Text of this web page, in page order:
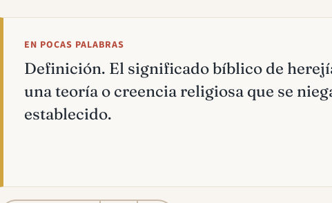
EN POCAS PALABRAS
Definición. El significado bíblico de
una teoría o creencia religiosa que se
establecido.